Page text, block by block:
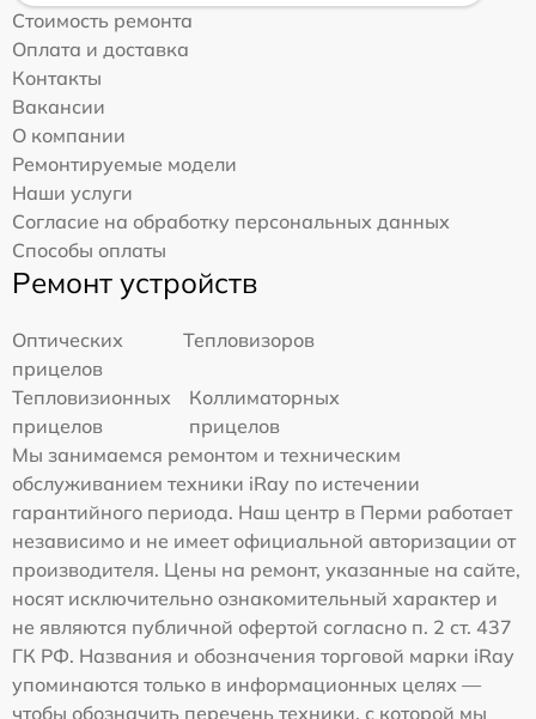
Стоимость ремонта
Оплата и доставка
Контакты
Вакансии
О компании
Ремонтируемые модели
Наши услуги
Согласие на обработку персональных данных
Способы оплаты
Ремонт устройств
Оптических
прицелов
Тепловизоров
Тепловизионных
прицелов
Коллиматорных
прицелов
Мы занимаемся ремонтом и техническим
обслуживанием техники iRay по истечении
гарантийного периода. Наш центр в Перми работает
независимо и не имеет официальной авторизации от
производителя. Цены на ремонт, указанные на сайте,
носят исключительно ознакомительный характер и
не являются публичной офертой согласно п. 2 ст. 437
ГК РФ. Названия и обозначения торговой марки iRay
упоминаются только в информационных целях —
чтобы обозначить перечень техники, с которой мы